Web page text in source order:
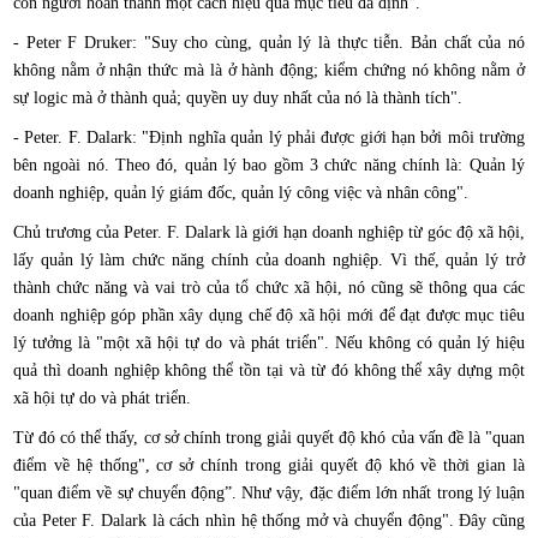
- Peter F Druker: "Suy cho cùng, quản lý là thực tiễn. Bản chất của nó
không nằm ở nhận thức mà là ở hành động; kiểm chứng nó không nằm ở
sự logic mà ở thành quả; quyền uy duy nhất của nó là thành tích".
- Peter. F. Dalark: "Định nghĩa quản lý phải được giới hạn bởi môi trường
bên ngoài nó. Theo đó, quản lý bao gồm 3 chức năng chính là: Quản lý
doanh nghiệp, quản lý giám đốc, quản lý công việc và nhân công".
Chủ trương của Peter. F. Dalark là giới hạn doanh nghiệp từ góc độ xã hội,
lấy quản lý làm chức năng chính của doanh nghiệp. Vì thế, quản lý trở
thành chức năng và vai trò của tổ chức xã hội, nó cũng sẽ thông qua các
doanh nghiệp góp phần xây dụng chế độ xã hội mới để đạt được mục tiêu
lý tưởng là "một xã hội tự do và phát triển". Nếu không có quản lý hiệu
quả thì doanh nghiệp không thể tồn tại và từ đó không thể xây dựng một
xã hội tự do và phát triển.
Từ đó có thể thấy, cơ sở chính trong giải quyết độ khó của vấn đề là "quan
điểm về hệ thống", cơ sở chính trong giải quyết độ khó về thời gian là
"quan điểm về sự chuyển động”. Như vậy, đặc điểm lớn nhất trong lý luận
của Peter F. Dalark là cách nhìn hệ thống mở và chuyển động". Đây cũng